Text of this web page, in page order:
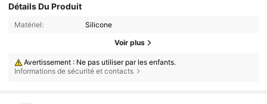
Détails Du Produit
Matériel: Silicone
Voir plus
Avertissement : Ne pas utiliser par les enfants.
Informations de sécurité et contacts